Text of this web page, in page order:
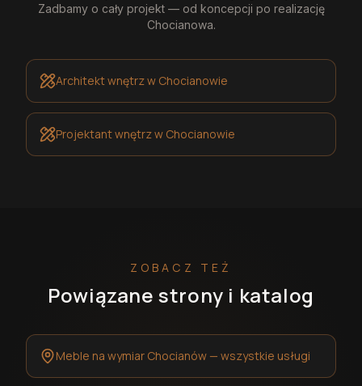
Zadbamy o cały projekt — od koncepcji po realizację
Chocianowa.
Architekt wnętrzw Chocianowie
Projektant wnętrzw Chocianowie
ZOBACZ TEŻ
Powiązane strony i katalog
Meble na wymiar Chocianów — wszystkie usługi